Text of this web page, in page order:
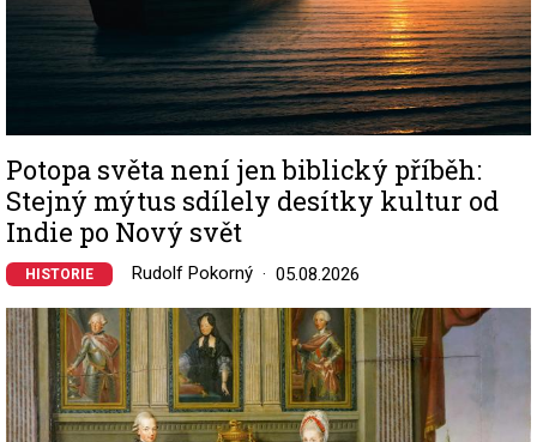
Potopa světa není jen biblický příběh:
Stejný mýtus sdílely desítky kultur od
Indie po Nový svět
HISTORIE Rudolf Pokorný 05.08.2026
Image